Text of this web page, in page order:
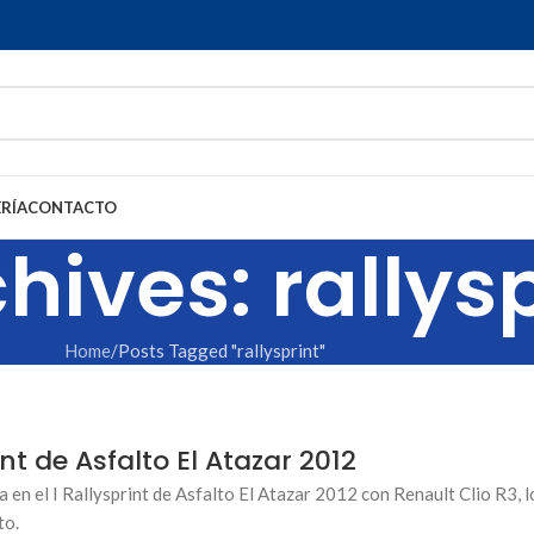
CONTACTO
Home Posts Tagged "rallysprint"
de Asfalto El Atazar 2012
en el I Rallysprint de Asfalto El Atazar 2012 con Renault Clio R3,